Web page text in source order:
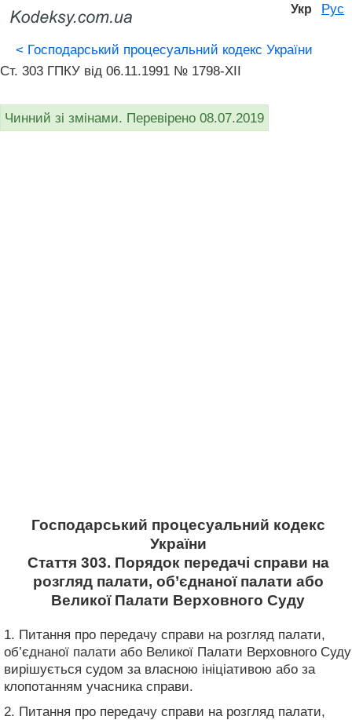
Укр Рус
< Господарський процесуальний кодекс України
Ст. 303 ГПКУ від 06.11.1991 № 1798-XII
Чинний зі змінами. Перевірено 08.07.2019
Господарський процесуальний кодекс
України
Стаття 303. Порядок передачі справи на
розгляд палати, об’єднаної палати або
Великої Палати Верховного Суду
1. Питання про передачу справи на розгляд палати,
об’єднаної палати або Великої Палати Верховного Суду
вирішується судом за власною ініціативою або за
клопотанням учасника справи.
2. Питання про передачу справи на розгляд палати,